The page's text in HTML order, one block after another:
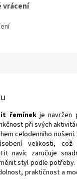
vrácení
řemínekje navržen
při svých
celodenního nošení.
velikosti,
navíc zaručuje
styl podle
praktičnost a